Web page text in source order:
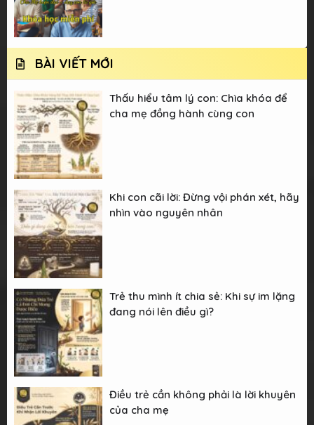
BÀI VIẾT MỚI
Thấu hiểu tâm lý con: Chìa khóa để
cha mẹ đồng hành cùng con
Khi con cãi lời: Đừng vội phán xét, hãy
nhìn vào nguyên nhân
Trẻ thu mình ít chia sẻ: Khi sự im lặng
đang nói lên điều gì?
Điều trẻ cần không phải là lời khuyên
của cha mẹ